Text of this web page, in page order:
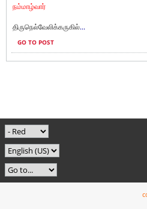
நம்மாழ்வார்
திருநெல்வேலிக்கருகில்...
GO TO POST